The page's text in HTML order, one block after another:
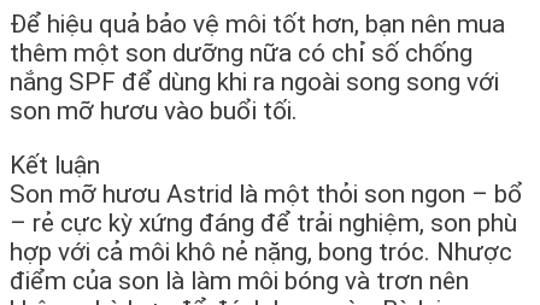
Để hiệu quả bảo vệ môi tốt hơn, bạn nên mua
thêm một son dưỡng nữa có chỉ số chống
nắng SPF để dùng khi ra ngoài song song với
son mỡ hươu vào buổi tối.
Kết luận
Son mỡ hươu Astrid là một thỏi son ngon – bổ
– rẻ cực kỳ xứng đáng để trải nghiệm, son phù
hợp với cả môi khô nẻ nặng, bong tróc. Nhược
điểm của son là làm môi bóng và trơn nên